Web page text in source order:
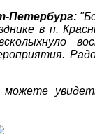
Петербург:
в п.
можете